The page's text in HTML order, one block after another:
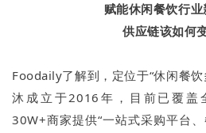
赋能休闲餐饮行业
供应链该如何
Foodaily了解到，定位于“休闲餐
沐成立于2016年，目前已覆盖
30W+商家提供“⼀站式采购平台